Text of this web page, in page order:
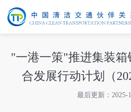
"一港一策"推进集装箱
合发展行动计划（
最后更新：2025-